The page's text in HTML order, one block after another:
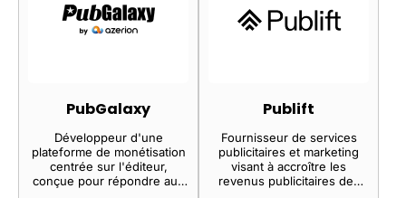
chaque étape clé de leur
parcours au sein de votre
PubGalaxy
Développeur d'une
plateforme de monétisation
centrée sur l'éditeur,
conçue pour répondre aux
Publift
Fournisseur de services
publicitaires et marketing
visant à accroître les
revenus publicitaires des